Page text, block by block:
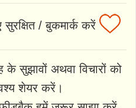
/ बुकमार्क करें
सुझावों अथवा विचारों को
शेयर करें।